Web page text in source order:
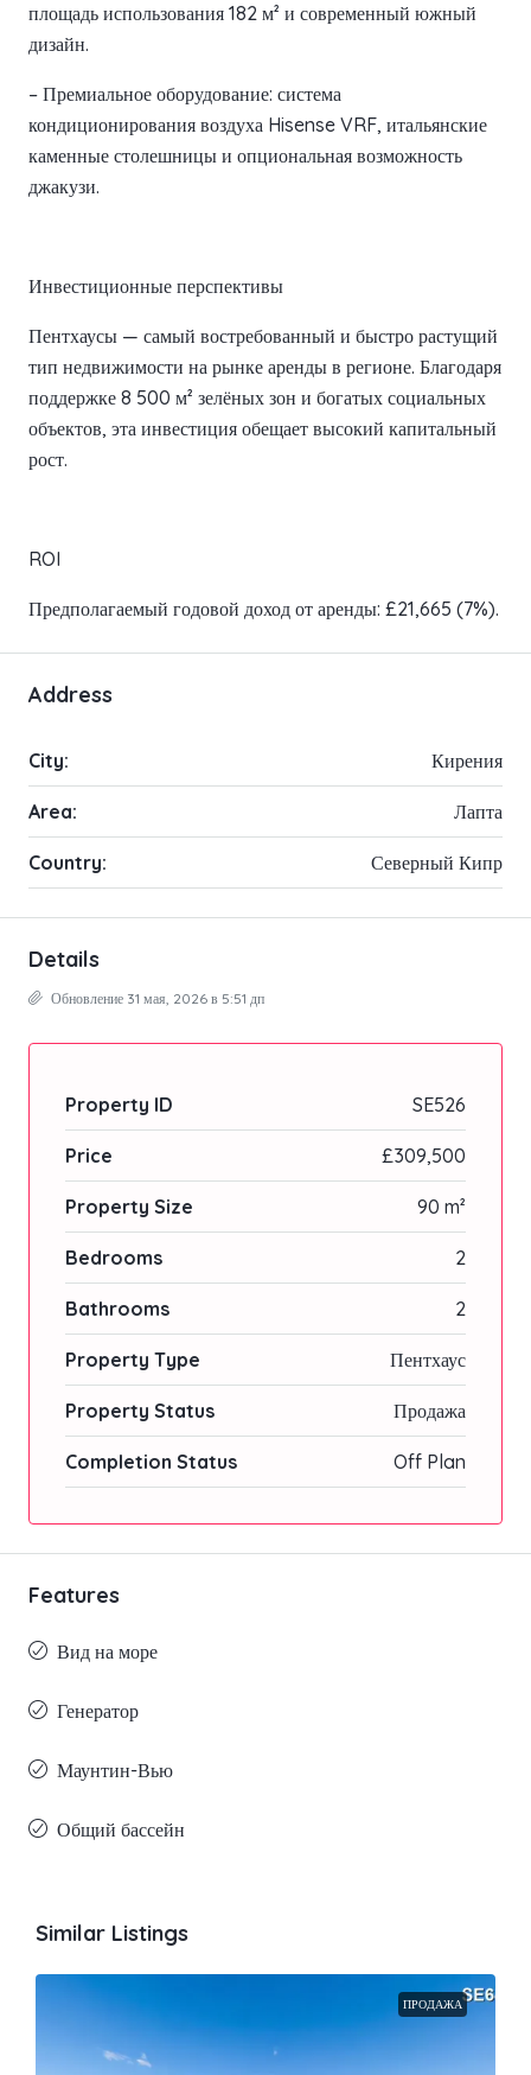
площадь использования 182 м² и современный южный
дизайн.
– Премиальное оборудование: система
кондиционирования воздуха Hisense VRF, итальянские
каменные столешницы и опциональная возможность
джакузи.
Инвестиционные перспективы
Пентхаусы — самый востребованный и быстро растущий
тип недвижимости на рынке аренды в регионе. Благодаря
поддержке 8 500 м² зелёных зон и богатых социальных
объектов, эта инвестиция обещает высокий капитальный
рост.
ROI
Предполагаемый годовой доход от аренды: £21,665 (7%).
Address
City: Кирения
Area: Лапта
Country: Северный Кипр
Details
Обновление 31 мая, 2026 в 5:51 дп
Property ID SE526
Price £309,500
Property Size 90 m²
Bedrooms 2
Bathrooms 2
Property Type Пентхаус
Property Status Продажа
Completion Status Off Plan
Features
Вид на море
Генератор
Маунтин-Вью
Общий бассейн
Similar Listings
ПРОДАЖА